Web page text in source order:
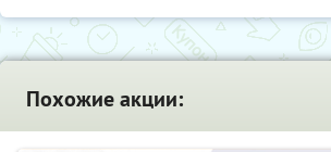
Похожие акции: